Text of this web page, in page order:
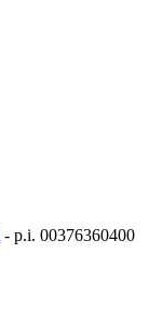
- p.i. 00376360400